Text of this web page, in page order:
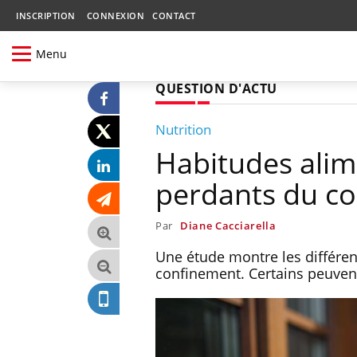
INSCRIPTION CONNEXION CONTACT
Menu
QUESTION D'ACTU
Nutrition
Habitudes
perdants du
Par Diane Cacciarella
Une étude montre les
confinement. Certains